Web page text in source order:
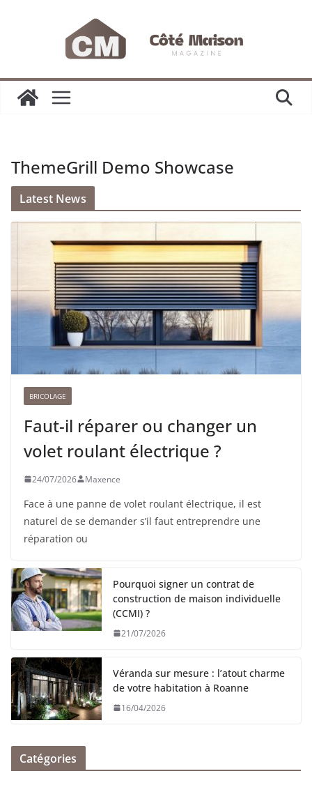
ThemeGrill Demo Showcase
Latest News
BRICOLAGE
Faut-il réparer ou changer un
volet roulant électrique ?
24/07/2026 Maxence
Face à une panne de volet roulant électrique, il est
naturel de se demander s’il faut entreprendre une
réparation ou
Pourquoi signer un contrat de
construction de maison individuelle
(CCMI) ?
21/07/2026
Véranda sur mesure : l’atout charme
de votre habitation à Roanne
16/04/2026
Catégories